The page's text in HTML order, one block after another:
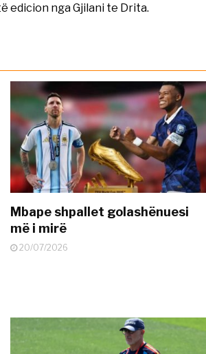
edicion nga Gjilani te Drita.
Mbape shpallet golashënuesi
më i mirë
20/07/2026